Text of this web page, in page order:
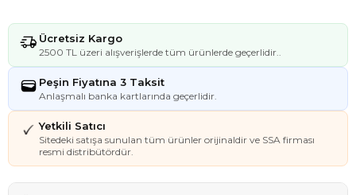
Ücretsiz Kargo
2500 TL üzeri alışverişlerde tüm ürünlerde geçerlidir..
Peşin Fiyatına 3 Taksit
Anlaşmalı banka kartlarında geçerlidir.
Yetkili Satıcı
Sitedeki satışa sunulan tüm ürünler orijinaldir ve SSA firması
resmi distribütördür.